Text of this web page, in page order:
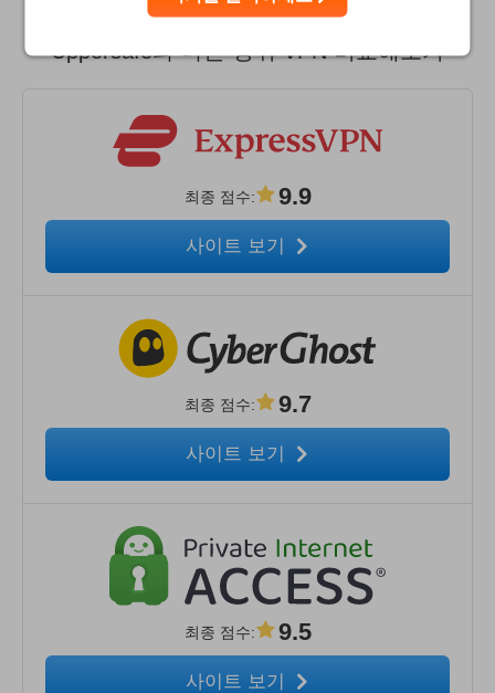
Uppersafe과 다른 상위 VPN 비교해보기
최종 점수: 9.9
사이트 보기
최종 점수: 9.7
사이트 보기
최종 점수: 9.5
사이트 보기